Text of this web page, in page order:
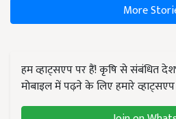
More
हम व्हाट्सएप पर हैं! कृषि से संबंधित
मोबाइल में पढ़ने के लिए हमारे